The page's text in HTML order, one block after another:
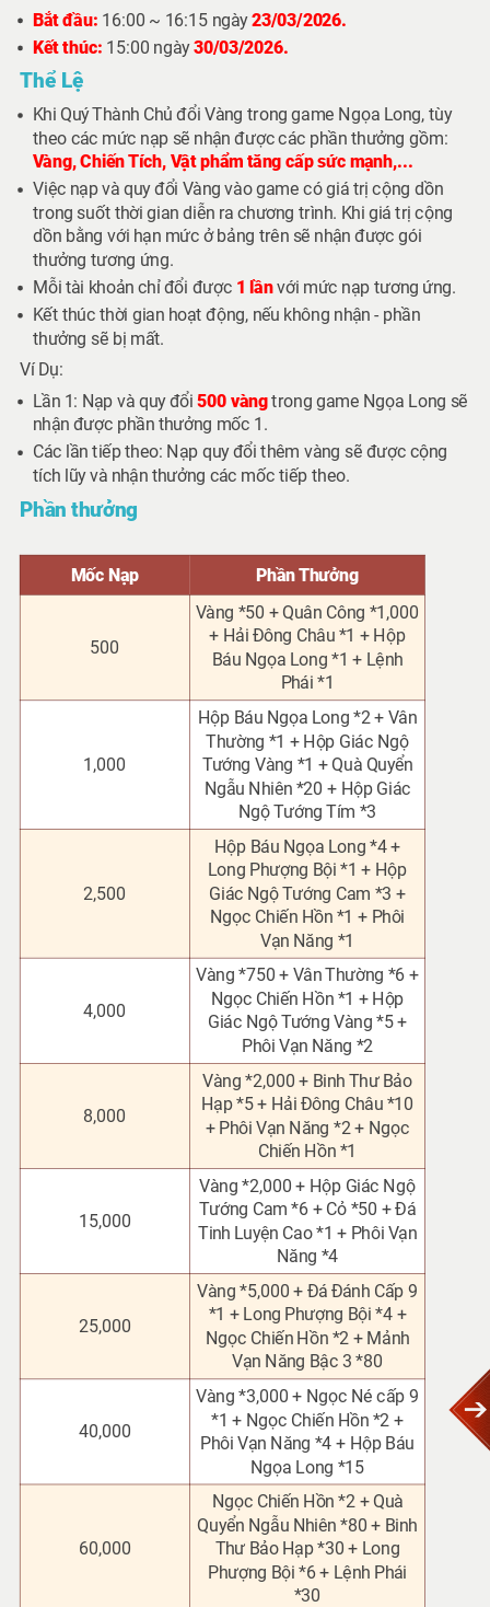
Bắt đầu: 16:00 ~ 16:15 ngày23/03/2026.
Kết thúc: 15:00 ngày30/03/2026.
Thể Lệ
Khi Quý Thành Chủ đổi Vàng trong game Ngọa Long, tùy
theo các mức nạp sẽ nhận được các phần thưởng gồm:
Vàng, Chiến Tích, Vật phẩm tăng cấp sức mạnh,...
Việc nạp và quy đổi Vàng vào game có giá trịcộng dồn
trong suốt thời gian diễn ra chương trình. Khi giá trị cộng
dồn bằng với hạn mức ở bảng trên sẽ nhận được gói
thưởng tương ứng.
Mỗi tài khoản chỉ đổi được 1 lầnvới mức nạp tương ứng.
Kết thúc thời gian hoạt động, nếu không nhận - phần
thưởng sẽ bị mất.
Ví Dụ:
Lần 1: Nạp và quy đổi500 vàngtrong game Ngọa Long sẽ
nhận được phần thưởng mốc 1 .
Các lần tiếp theo: Nạp quy đổi thêm vàng sẽ được cộng
tích lũy và nhận thưởng các mốc tiếp theo.
Phần thưởng
Mốc Nạp Phần Thưởng
500
Vàng *50 + Quân Công *1,000
+ Hải Đông Châu *1 + Hộp
Báu Ngọa Long *1 + Lệnh
Phái *1
1,000
Hộp Báu Ngọa Long *2 + Vân
Thường *1 + Hộp Giác Ngộ
Tướng Vàng *1 + Quà Quyển
Ngẫu Nhiên *20 + Hộp Giác
Ngộ Tướng Tím *3
2,500
Hộp Báu Ngọa Long *4 +
Long Phượng Bội *1 + Hộp
Giác Ngộ Tướng Cam *3 +
Ngọc Chiến Hồn *1 + Phôi
Vạn Năng *1
4,000
Vàng *750 + Vân Thường *6 +
Ngọc Chiến Hồn *1 + Hộp
Giác Ngộ Tướng Vàng *5 +
Phôi Vạn Năng *2
8,000
Vàng *2,000 + Binh Thư Bảo
Hạp *5 + Hải Đông Châu *10
+ Phôi Vạn Năng *2 + Ngọc
Chiến Hồn *1
15,000
Vàng *2,000 + Hộp Giác Ngộ
Tướng Cam *6+ Cỏ *50 + Đá
Tinh Luyện Cao *1 + Phôi Vạn
Năng *4
25,000
Vàng *5,000 + Đá Đánh Cấp 9
*1 + Long Phượng Bội *4 +
Ngọc Chiến Hồn *2 + Mảnh
Vạn Năng Bậc 3 *80
40,000
Vàng *3,000 + Ngọc Né cấp 9
*1 + Ngọc Chiến Hồn *2 +
Phôi Vạn Năng *4 + Hộp Báu
Ngọa Long *15
60,000
Ngọc Chiến Hồn *2 + Quà
Quyển Ngẫu Nhiên *80 + Binh
Thư Bảo Hạp *30 + Long
Phượng Bội *6 + Lệnh Phái
*30